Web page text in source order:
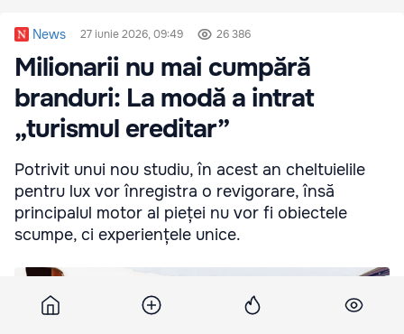
News 27 iunie 2026, 09:49 26 386
Milionarii nu mai cumpără
branduri: La modă a intrat
„turismul ereditar”
Potrivit unui nou studiu, în acest an cheltuielile
pentru lux vor înregistra o revigorare, însă
principalul motor al pieței nu vor fi obiectele
scumpe, ci experiențele unice.